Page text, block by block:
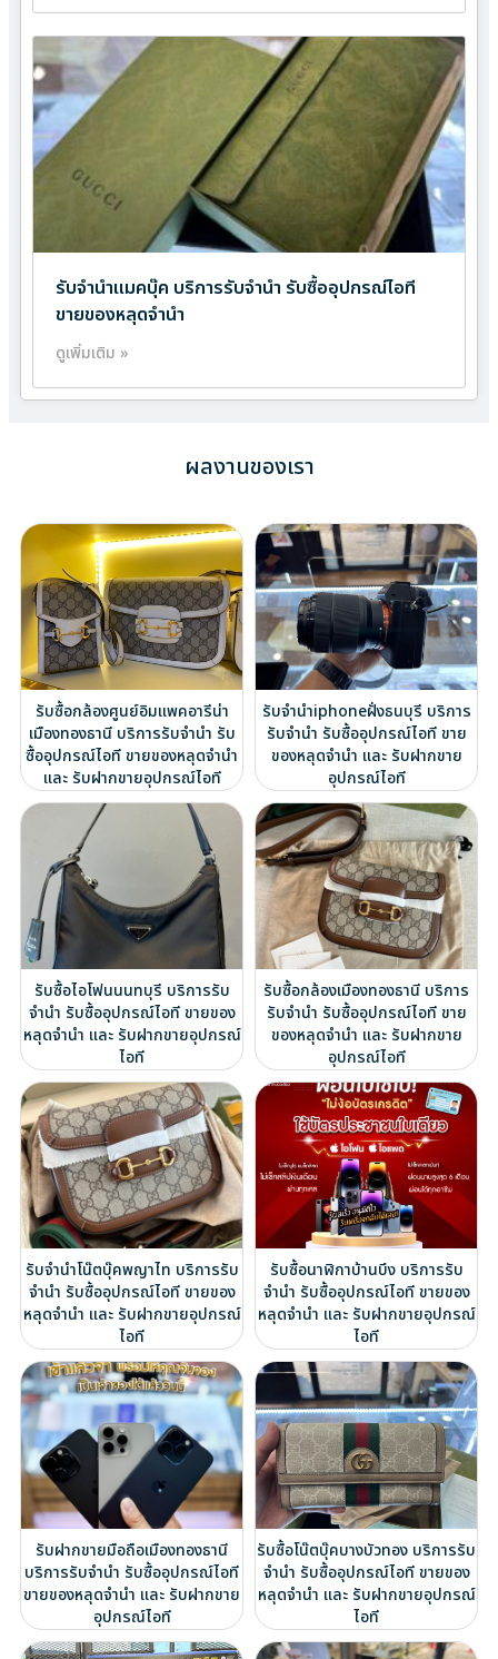
รับจำนำแมคบุ๊ค บริการรับจำนำ รับซื้ออุปกรณ์ไอที
ขายของหลุดจำนำ
ดูเพิ่มเติม »
ผลงานของเรา
รับซื้อกล้องศูนย์อิมแพคอารีน่า
เมืองทองธานี บริการรับจำนำ รับ
ซื้ออุปกรณ์ไอที ขายของหลุดจำนำ
และ รับฝากขายอุปกรณ์ไอที
รับจำนำiphoneฝั่งธนบุรี บริการ
รับจำนำ รับซื้ออุปกรณ์ไอที ขาย
ของหลุดจำนำ และ รับฝากขาย
อุปกรณ์ไอที
รับซื้อไอโฟนนนทบุรี บริการรับ
จำนำ รับซื้ออุปกรณ์ไอที ขายของ
หลุดจำนำ และ รับฝากขายอุปกรณ์
ไอที
รับซื้อกล้องเมืองทองธานี บริการ
รับจำนำ รับซื้ออุปกรณ์ไอที ขาย
ของหลุดจำนำ และ รับฝากขาย
อุปกรณ์ไอที
รับจำนำโน๊ตบุ๊คพญาไท บริการรับ
จำนำ รับซื้ออุปกรณ์ไอที ขายของ
หลุดจำนำ และ รับฝากขายอุปกรณ์
ไอที
รับซื้อนาฬิกาบ้านบึง บริการรับ
จำนำ รับซื้ออุปกรณ์ไอที ขายของ
หลุดจำนำ และ รับฝากขายอุปกรณ์
ไอที
รับฝากขายมือถือเมืองทองธานี
บริการรับจำนำ รับซื้ออุปกรณ์ไอที
ขายของหลุดจำนำ และ รับฝากขาย
อุปกรณ์ไอที
รับซื้อโน๊ตบุ๊คบางบัวทอง บริการรับ
จำนำ รับซื้ออุปกรณ์ไอที ขายของ
หลุดจำนำ และ รับฝากขายอุปกรณ์
ไอที